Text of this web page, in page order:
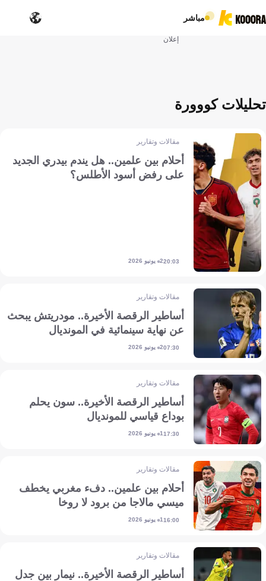
مباشر
إعلان
تحليلات كووورة
مقالات وتقارير
أحلام بين علمين.. هل يندم بيدري الجديد
على رفض أسود الأطلس؟
20:032 يونيو 2026
مقالات وتقارير
أساطير الرقصة الأخيرة.. مودريتش يبحث
عن نهاية سينمائية في المونديال
07:302 يونيو 2026
مقالات وتقارير
أساطير الرقصة الأخيرة.. سون يحلم
بوداع قياسي للمونديال
17:301 يونيو 2026
مقالات وتقارير
أحلام بين علمين.. دفء مغربي يخطف
ميسي مالاجا من برود لا روخا
16:001 يونيو 2026
مقالات وتقارير
أساطير الرقصة الأخيرة.. نيمار بين جدل